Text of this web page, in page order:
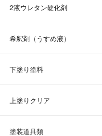
2液ウレタン硬化剤
希釈剤（うすめ液）
下塗り塗料
上塗りクリア
塗装道具類